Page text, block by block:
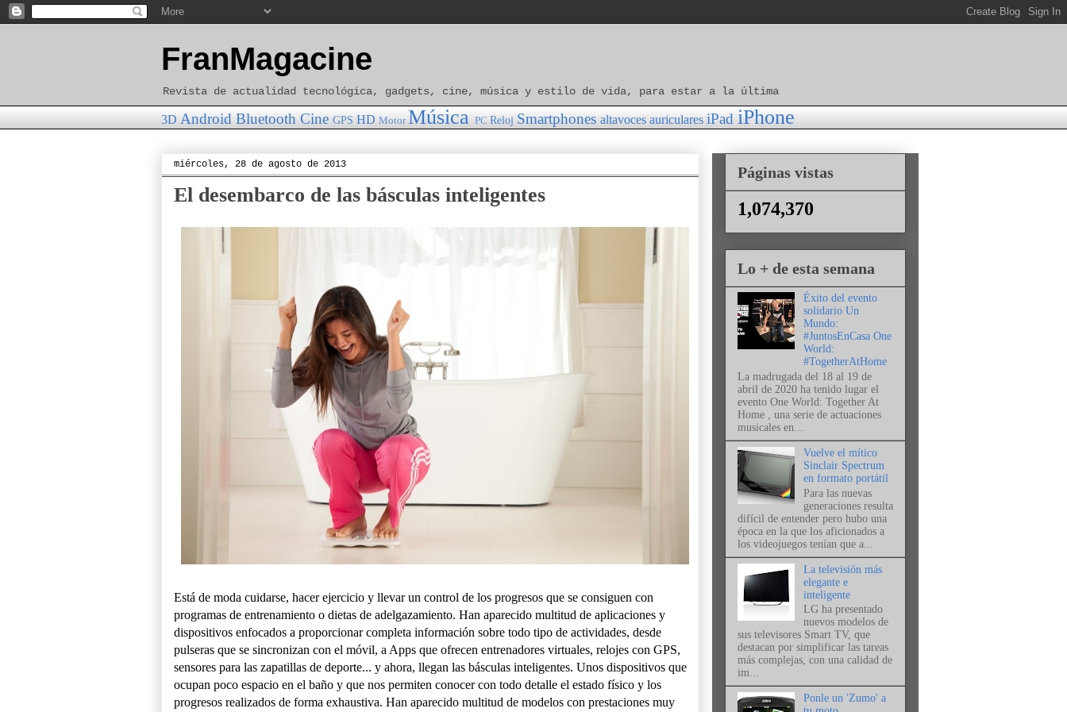
FranMagacine
Revista de actualidad tecnológica, gadgets, cine, música y estilo de vida, para estar a la última
3D Android Bluetooth Cine GPS HD Motor Música PC Reloj Smartphones altavoces auriculares iPad iPhone
miércoles, 28 de agosto de 2013
El desembarco de las básculas inteligentes
Está de moda cuidarse, hacer ejercicio y llevar un control de los progresos que se consiguen con
programas de entrenamiento o dietas de adelgazamiento. Han aparecido multitud de aplicaciones y
dispositivos enfocados a proporcionar completa información sobre todo tipo de actividades, desde
pulseras que se sincronizan con el móvil, a Apps que ofrecen entrenadores virtuales, relojes con GPS,
sensores para las zapatillas de deporte... y ahora, llegan las básculas inteligentes. Unos dispositivos que
ocupan poco espacio en el baño y que nos permiten conocer con todo detalle el estado físico y los
progresos realizados de forma exhaustiva. Han aparecido multitud de modelos con prestaciones muy
Páginas vistas
1,074,370
Lo + de esta semana
Éxito del evento
solidario Un
Mundo:
#JuntosEnCasa One
World:
#TogetherAtHome
La madrugada del 18 al 19 de
abril de 2020 ha tenido lugar el
evento One World: Together At
Home , una serie de actuaciones
musicales en...
Vuelve el mítico
Sinclair Spectrum
en formato portátil
Para las nuevas
generaciones resulta
difícil de entender pero hubo una
época en la que los aficionados a
los videojuegos tenían que a...
La televisión más
elegante e
inteligente
LG ha presentado
nuevos modelos de
sus televisores Smart TV, que
destacan por simplificar las tareas
más complejas, con una calidad de
im...
Ponle un 'Zumo' a